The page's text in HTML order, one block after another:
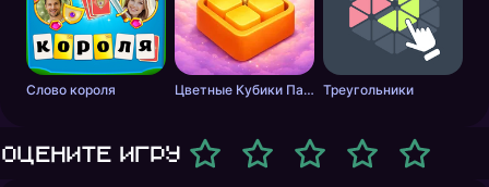
Слово короля Цветные Кубики Пазл Треугольники
Оцените игру